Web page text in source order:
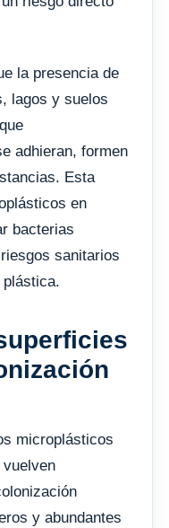
la presencia de
lagos y suelos
adhieran, formen
Esta
en
bacterias
sanitarios
microplásticos
y abundantes